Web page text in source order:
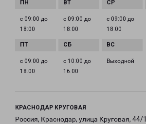
с 09:00 до
18:00
с 09:00 до
18:00
с 09:00 до
18:00
с 09:00 до
18:00
с 10:00 до
16:00
Выходной
КРАСНОДАР КРУГОВАЯ
Россия, Краснодар, улица Круговая, 44/1